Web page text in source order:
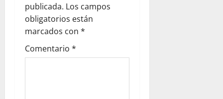
publicada. Los campos
obligatorios están
marcados con *
Comentario *